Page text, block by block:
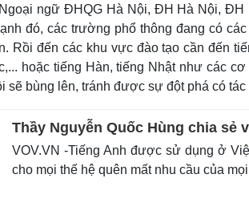
ngữ ĐHQG Hà Nội, ĐH Hà Nội,
đó, các trường phổ thông đang có
Rồi đến các khu vực đào tạo cần đến
hoặc tiếng Hàn, tiếng Nhật như các
sẽ bùng lên, tránh được sự đột phá có
Thầy Nguyễn Quốc Hùng chia sẻ
VOV.VN -Tiếng Anh được sử dụng ở
cho mọi thế hệ quên mất nhu cầu của